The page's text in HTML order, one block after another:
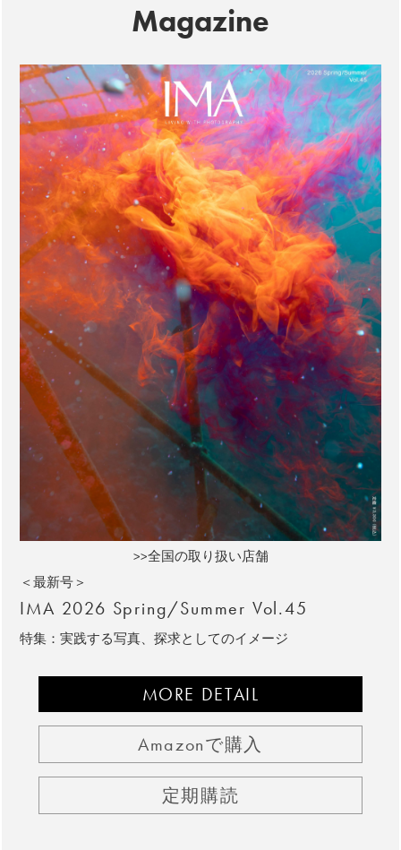
Magazine
>>全国の取り扱い店舗
＜最新号＞
IMA 2026 Spring/Summer Vol.45
特集：実践する写真、探求としてのイメージ
MORE DETAIL
Amazonで購入
定期購読